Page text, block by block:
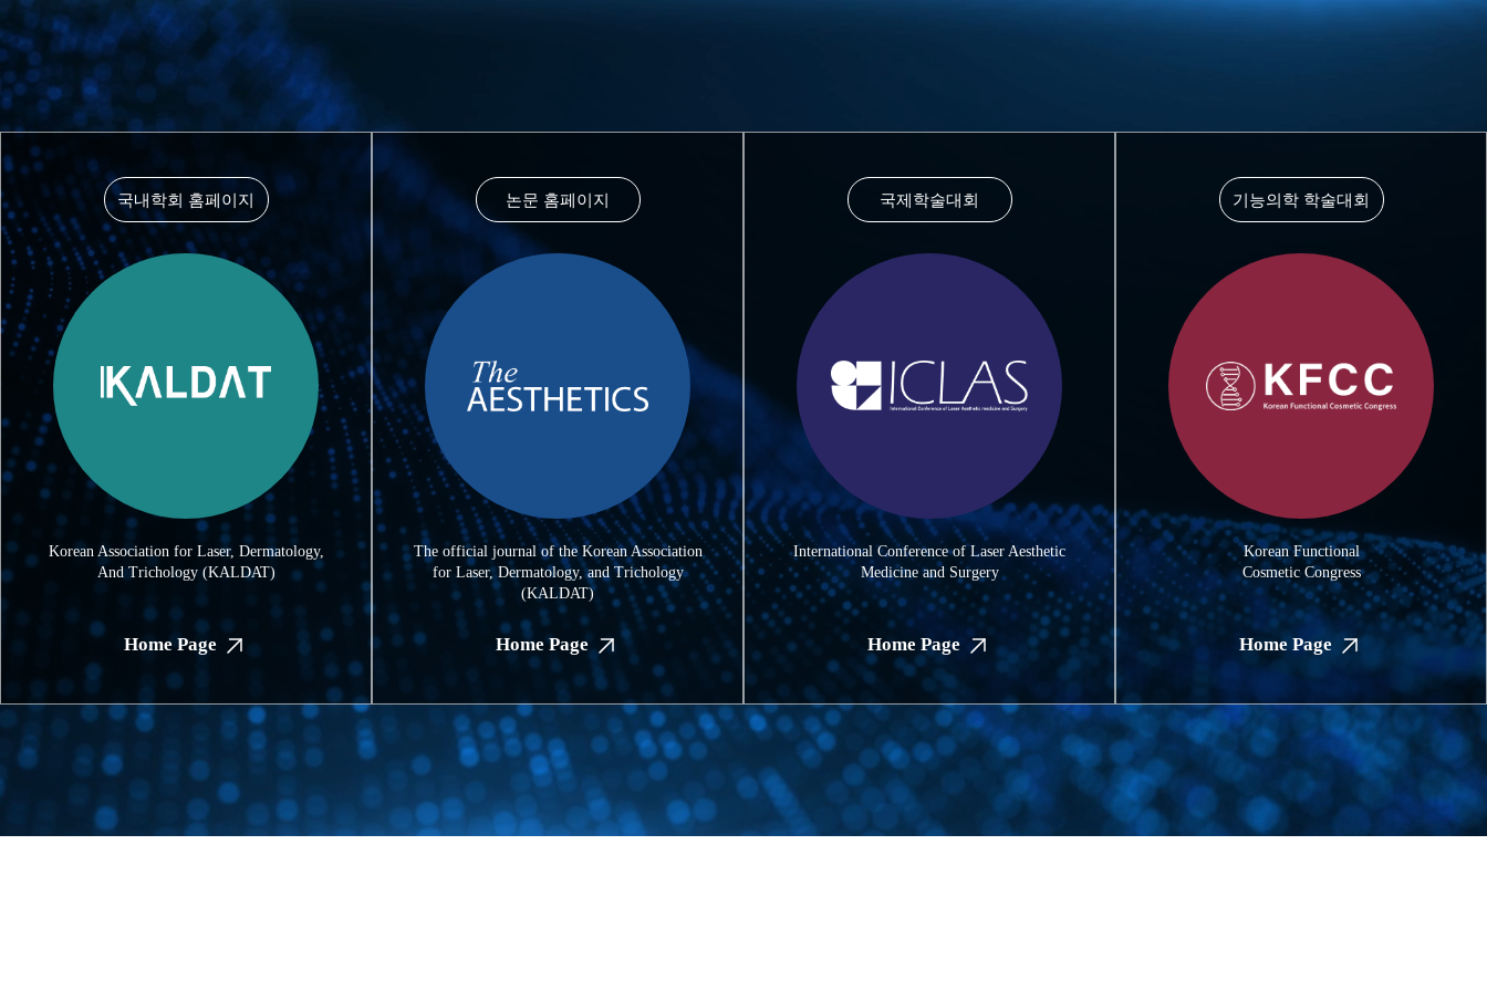
국내학회 홈페이지
Korean Association for Laser, Dermatology,
And Trichology (KALDAT)
Home Page
논문 홈페이지
The official journal of the Korean Association
for Laser, Dermatology, and Trichology
(KALDAT)
Home Page
국제학술대회
International Conference of Laser Aesthetic
Medicine and Surgery
Home Page
기능의학 학술대회
Korean Functional
Cosmetic Congress
Home Page